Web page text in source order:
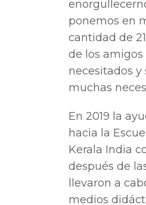
ponemos en
cantidad de
de los
necesitados
muchas
En 2019 la
hacia la
Kerala India
después de
llevaron a
medios